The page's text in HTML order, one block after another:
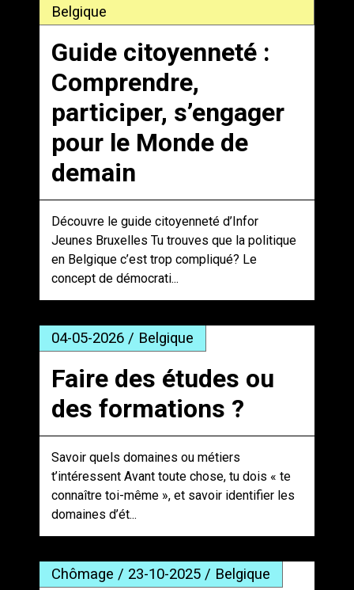
Belgique
Guide citoyenneté :
Comprendre,
participer, s’engager
pour le Monde de
demain
Découvre le guide citoyenneté d’Infor
Jeunes Bruxelles Tu trouves que la politique
en Belgique c’est trop compliqué? Le
concept de démocrati...
04-05-2026 / Belgique
Faire des études ou
des formations ?
Savoir quels domaines ou métiers
t’intéressent Avant toute chose, tu dois « te
connaître toi-même », et savoir identifier les
domaines d’ét...
Chômage / 23-10-2025 / Belgique